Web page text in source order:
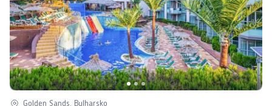
Golden Sands, Bulharsko